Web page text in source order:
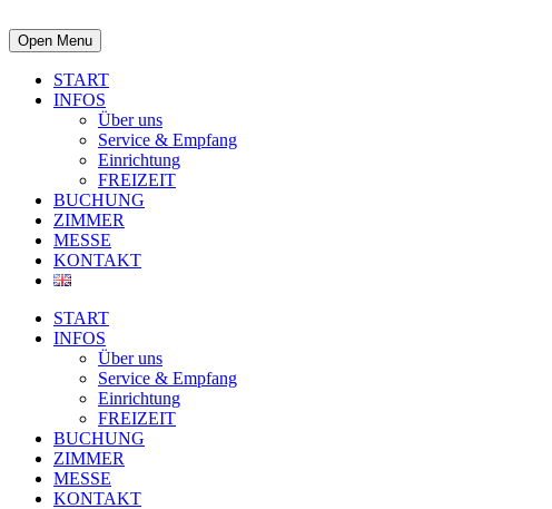
Open Menu
START
INFOS
Über uns
Service & Empfang
Einrichtung
FREIZEIT
BUCHUNG
ZIMMER
MESSE
KONTAKT
START
INFOS
Über uns
Service & Empfang
Einrichtung
FREIZEIT
BUCHUNG
ZIMMER
MESSE
KONTAKT